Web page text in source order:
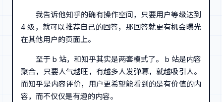
我告诉他知乎的确有操作空间，只要用户等级达到
4 级，就可以推荐自己的回答，那回答就更有机会曝光
在其他用户的页面上。
至于 b 站，和知乎其实是两套模式了。 b 站是内容
聚合，只要人气越旺，有越多人发弹幕，就越吸引人。
而知乎是内容评价，用户更希望能看到的是有价值的内
容，而不仅仅是有趣的内容。